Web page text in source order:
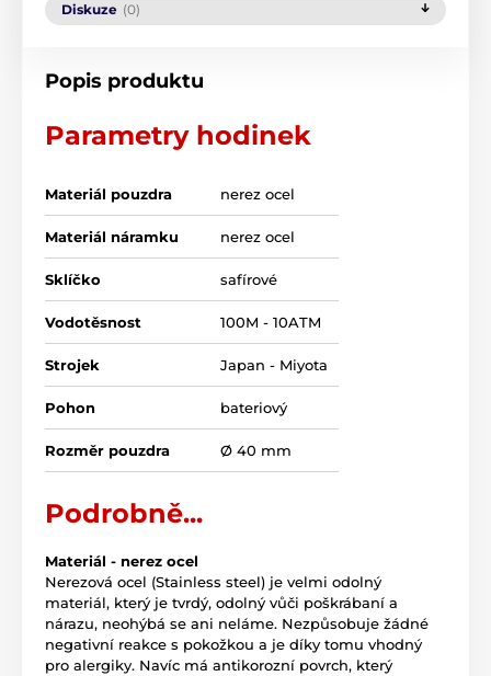
Diskuze (0)
Popis produktu
Parametry hodinek
Materiál pouzdra nerez ocel
Materiál náramku nerez ocel
Sklíčko safírové
Vodotěsnost 100M - 10ATM
Strojek Japan - Miyota
Pohon bateriový
Rozměr pouzdra Ø 40 mm
Podrobně...
Materiál - nerez ocel
Nerezová ocel (Stainless steel) je velmi odolný
materiál, který je tvrdý, odolný vůči poškrábaní a
nárazu, neohýbá se ani neláme. Nezpůsobuje žádné
negativní reakce s pokožkou a je díky tomu vhodný
pro alergiky. Navíc má antikorozní povrch, který